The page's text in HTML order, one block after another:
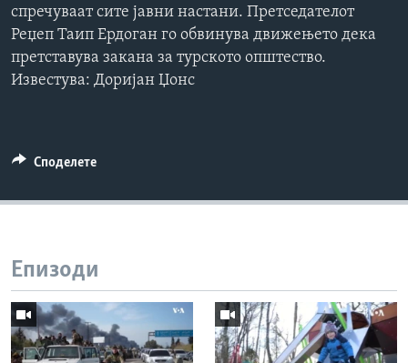
спречуваат сите јавни настани. Претседателот
Реџеп Таип Ердоган го обвинува движењето дека
претставува закана за турското општество.
Известува: Доријан Џонс
Споделете
Епизоди